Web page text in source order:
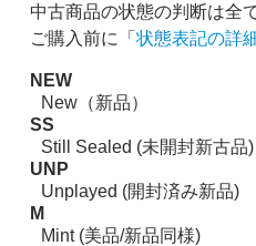
中古商品の状態の判断は全
ご購入前に「 状態表記の詳
NEW
New（新品）
SS
Still Sealed (未開封新古品)
UNP
Unplayed (開封済み新品)
M
Mint (美品/新品同様)